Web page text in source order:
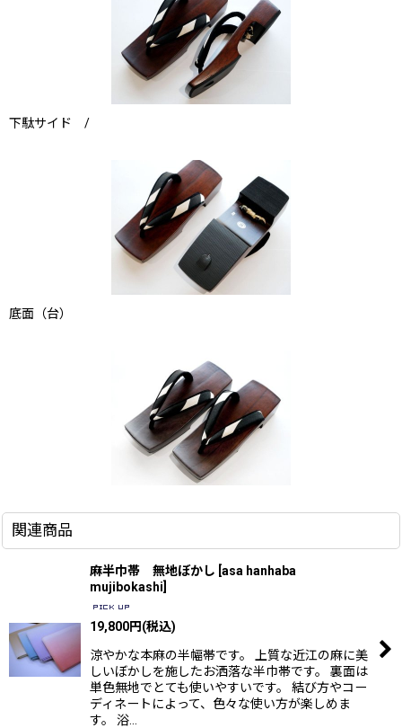
下駄サイド /
底面（台）
関連商品
麻半巾帯 無地ぼかし asa hanhaba
mujibokashi
19,800円(税込)
涼やかな本麻の半幅帯です。 上質な近江の麻に美
しいぼかしを施したお洒落な半巾帯です。 裏面は
単色無地でとても使いやすいです。 結び方やコー
ディネートによって、色々な使い方が楽しめま
す。 浴…